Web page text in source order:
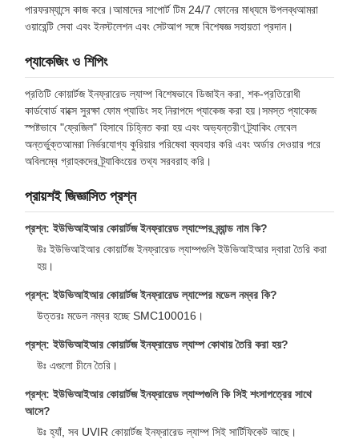
পারফরম্যান্সে কাজ করে।আমাদের সাপোর্ট টিম 24/7 ফোনের মাধ্যমে উপলব্ধআমরা
ওয়ারেন্টি সেবা এবং ইনস্টলেশন এবং সেটআপ সঙ্গে বিশেষজ্ঞ সহায়তা প্রদান।
প্যাকেজিং ও শিপিং
প্রতিটি কোয়ার্টজ ইনফ্রারেড ল্যাম্প বিশেষভাবে ডিজাইন করা, শক-প্রতিরোধী
কার্ডবোর্ড বাক্সে সুরক্ষা ফোম প্যাডিং সহ নিরাপদে প্যাকেজ করা হয়।সমস্ত প্যাকেজ
স্পষ্টভাবে "ফ্রেজিল" হিসাবে চিহ্নিত করা হয় এবং অভ্যন্তরীণ ট্র্যাকিং লেবেল
অন্তর্ভুক্তআমরা নির্ভরযোগ্য কুরিয়ার পরিষেবা ব্যবহার করি এবং অর্ডার দেওয়ার পরে
অবিলম্বে গ্রাহকদের ট্র্যাকিংয়ের তথ্য সরবরাহ করি।
প্রায়শই জিজ্ঞাসিত প্রশ্ন
প্রশ্ন: ইউভিআইআর কোয়ার্টজ ইনফ্রারেড ল্যাম্পের ব্র্যান্ড নাম কি?
উঃ ইউভিআইআর কোয়ার্টজ ইনফ্রারেড ল্যাম্পগুলি ইউভিআইআর দ্বারা তৈরি করা
হয়।
প্রশ্ন: ইউভিআইআর কোয়ার্টজ ইনফ্রারেড ল্যাম্পের মডেল নম্বর কি?
উত্তরঃ মডেল নম্বর হচ্ছে SMC100016।
প্রশ্ন: ইউভিআইআর কোয়ার্টজ ইনফ্রারেড ল্যাম্প কোথায় তৈরি করা হয়?
উঃ এগুলো চীনে তৈরি।
প্রশ্ন: ইউভিআইআর কোয়ার্টজ ইনফ্রারেড ল্যাম্পগুলি কি সিই শংসাপত্রের সাথে
আসে?
উঃ হ্যাঁ, সব UVIR কোয়ার্টজ ইনফ্রারেড ল্যাম্প সিই সার্টিফিকেট আছে।